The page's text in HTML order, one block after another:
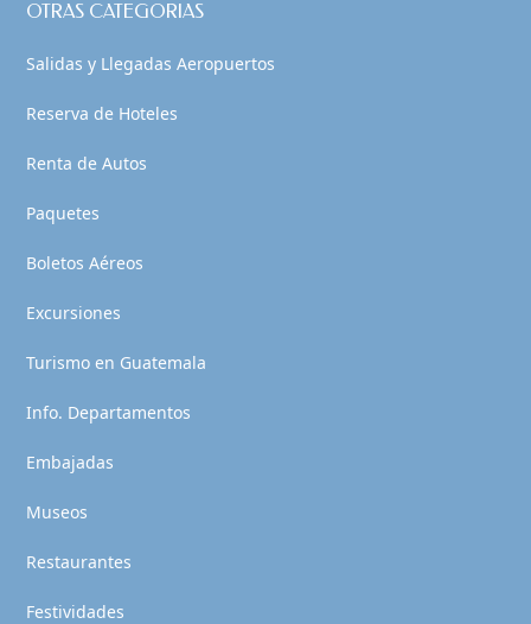
OTRAS CATEGORIAS
Salidas y Llegadas Aeropuertos
Reserva de Hoteles
Renta de Autos
Paquetes
Boletos Aéreos
Excursiones
Turismo en Guatemala
Info. Departamentos
Embajadas
Museos
Restaurantes
Festividades